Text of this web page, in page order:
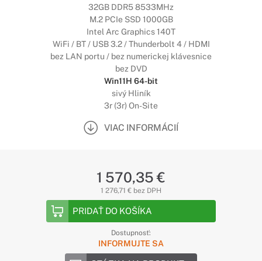
32GB DDR5 8533MHz
M.2 PCIe SSD 1000GB
Intel Arc Graphics 140T
WiFi / BT / USB 3.2 / Thunderbolt 4 / HDMI
bez LAN portu / bez numerickej klávesnice
bez DVD
Win11H 64-bit
sivý Hliník
3r (3r) On-Site
VIAC INFORMÁCIÍ
1 570,35 €
1 276,71 € bez DPH
PRIDAŤ DO KOŠÍKA
Dostupnosť:
INFORMUJTE SA